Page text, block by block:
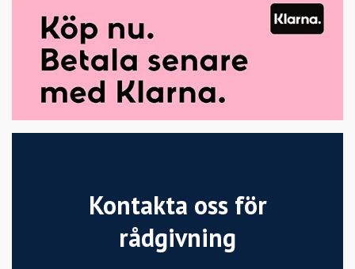
Kontakta oss för
rådgivning